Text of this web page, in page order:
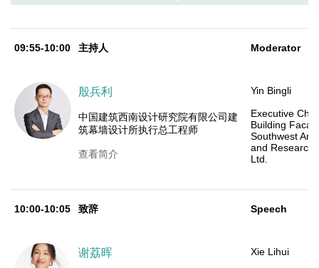
09:55-10:00 主持人
殷兵利
中国建筑西南设计研究院有限公司建
筑幕墙设计所执行总工程师
查看简介
Moderator
Yin Bingli
Executive
Building
Southwest
and Research
Ltd.
10:00-10:05 致辞
谢荔晖
Speech
Xie Lihui